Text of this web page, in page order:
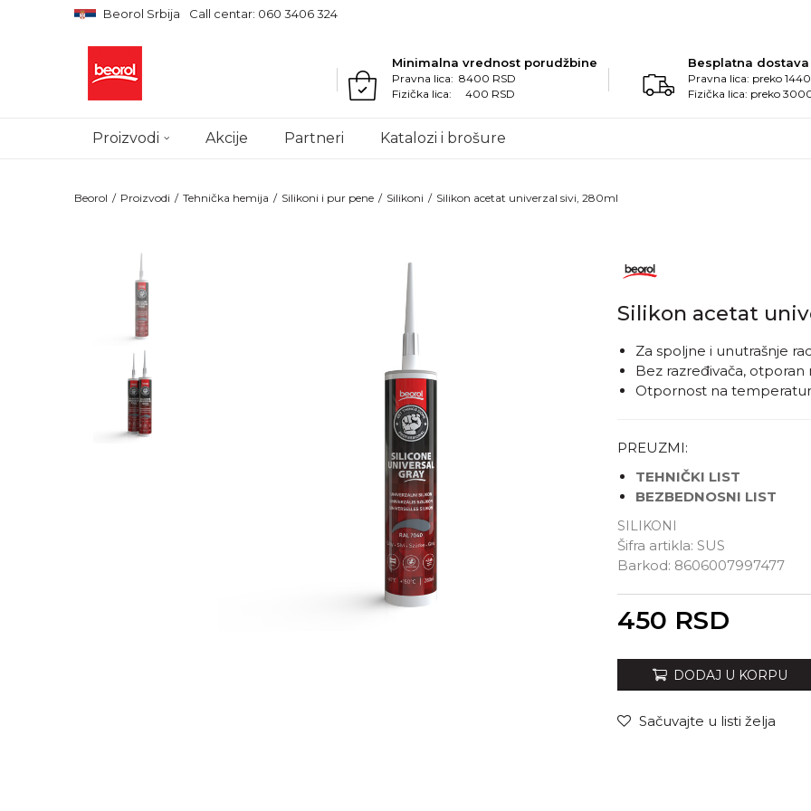
Beorol Srbija Call centar: 060 3406 324
Minimalna vrednost porudžbine
Pravna lica: 8400 RSD
Fizička lica: 400 RSD
Besplatna dostava
Pravna lica: preko
Fizička lica: preko
Proizvodi Akcije Partneri Katalozi i brošure
Beorol Proizvodi Tehnička hemija Silikoni i pur pene Silikoni Silikon acetat univerzal sivi, 280ml
Silikon acetat
SILIKONI
Šifra artikla: SUS
Barkod: 8606007997477
Za spoljne i unutrašnje
Bez razređivača, otporan
Otpornost na
PREUZMI:
TEHNIČKI LIST
BEZBEDNOSNI LIST
450 RSD
DODAJ U KORPU
Sačuvajte u listi želja